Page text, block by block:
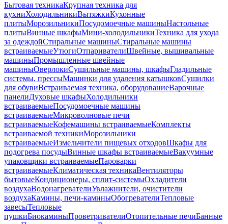
Бытовая техникаКрупная техника для
кухниХолодильникиВытяжкиКухонные
плитыМорозильникиПосудомоечные машиныНастольные
плитыВинные шкафыМини-холодильникиТехника для ухода
за одеждойСтиральные машиныСтиральные машины
встраиваемыеУтюгиОтпаривателиШвейные, вышивальные
машиныПромышленные швейные
машиныОверлокиСушильные машины, шкафыГладильные
системы, прессыМашинки для удаления катышковСушилки
для обувиВстраиваемая техника, оборудованиеВарочные
панелиДуховые шкафыХолодильники
встраиваемыеПосудомоечные машины
встраиваемыеМикроволновые печи
встраиваемыеКофемашины встраиваемыеКомплекты
встраиваемой техникиМорозильники
встраиваемыеИзмельчители пищевых отходовШкафы для
подогрева посудыВинные шкафы встраиваемыеВакуумные
упаковщики встраиваемыеПароварки
встраиваемыеКлиматическая техникаВентиляторы
бытовыеКондиционеры, сплит-системыОхладители
воздухаВодонагревателиУвлажнители, очистители
воздухаКамины, печи-каминыОбогревателиТепловые
завесыТепловые
пушкиБиокаминыПроветривателиОтопительные печиБанные